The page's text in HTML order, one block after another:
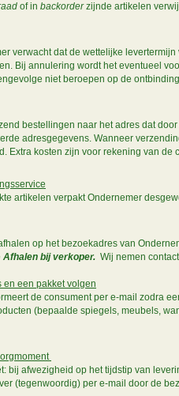
of in backorderzijnde artikelen
verwacht dat de wettelijke
Bij annulering wordt het eventueel
niet beroepen op de
bestellingen naar het adres dat
adresgegevens. Wanneer
Extra kosten zijn voor rekening van de
artikelen verpakt Ondernemer
op het bezoekadres van
Afhalen bij verkoper. Wij nemen
en een pakket volgen
de consument per e-mail zodra
(bepaalde spiegels, meubels,
bij afwezigheid op het tijdstip van
(tegenwoordig) per e-mail door de